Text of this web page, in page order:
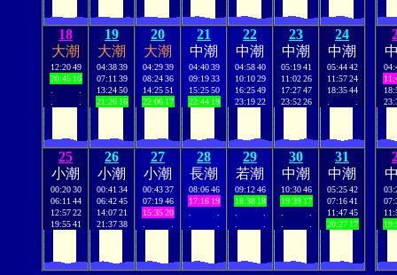
18
大潮
12:20 49
20:45 16
19
大潮
04:38 39
07:11 39
13:24 50
21:26 16
20
大潮
04:29 39
08:24 36
14:25 51
22:06 17
21
中潮
04:40 39
09:19 33
15:25 50
22:44 19
22
中潮
04:58 40
10:10 29
16:25 49
23:19 22
23
中潮
05:19 41
11:02 26
17:27 47
23:52 26
24
中潮
05:44 42
11:57 24
18:35 44
25
小潮
00:20 30
06:11 44
12:57 22
19:55 41
26
小潮
00:41 34
06:42 45
14:07 21
21:37 38
27
小潮
00:43 37
07:19 46
15:35 20
28
長潮
08:06 46
17:16 19
29
若潮
09:12 46
18:38 18
30
中潮
10:30 46
19:39 17
31
中潮
05:25 42
07:16 41
11:47 45
20:27 17